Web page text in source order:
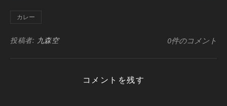
カレー
投稿者: 九森空 0件のコメント
コメントを残す